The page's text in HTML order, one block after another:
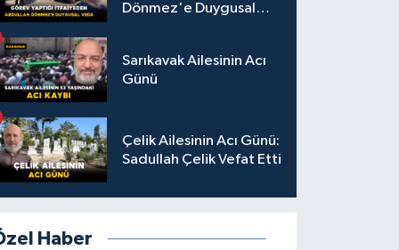
Dönmez'e Duygusal
Sarıkavak Ailesinin Acı
Günü
Çelik Ailesinin Acı Günü:
Sadullah Çelik Vefat Etti
Haber